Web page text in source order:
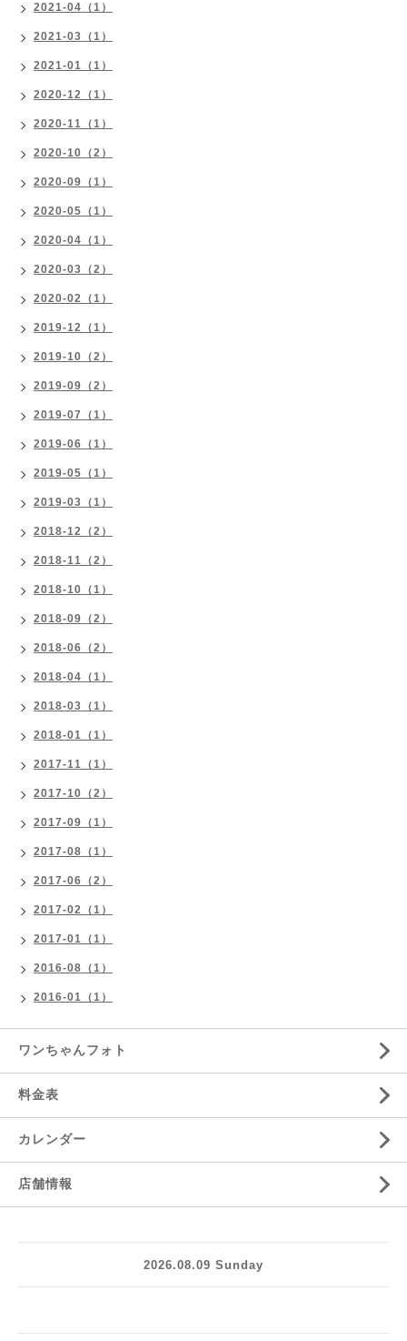
2021-04（1）
2021-03（1）
2021-01（1）
2020-12（1）
2020-11（1）
2020-10（2）
2020-09（1）
2020-05（1）
2020-04（1）
2020-03（2）
2020-02（1）
2019-12（1）
2019-10（2）
2019-09（2）
2019-07（1）
2019-06（1）
2019-05（1）
2019-03（1）
2018-12（2）
2018-11（2）
2018-10（1）
2018-09（2）
2018-06（2）
2018-04（1）
2018-03（1）
2018-01（1）
2017-11（1）
2017-10（2）
2017-09（1）
2017-08（1）
2017-06（2）
2017-02（1）
2017-01（1）
2016-08（1）
2016-01（1）
ワンちゃんフォト
料金表
カレンダー
店舗情報
2026.08.09 Sunday